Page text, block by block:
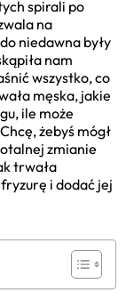
spirali po
na
niedawna były
nam
wszystko, co
męska, jakie
ile może
żebyś mógł
zmianie
trwała
i dodać jej